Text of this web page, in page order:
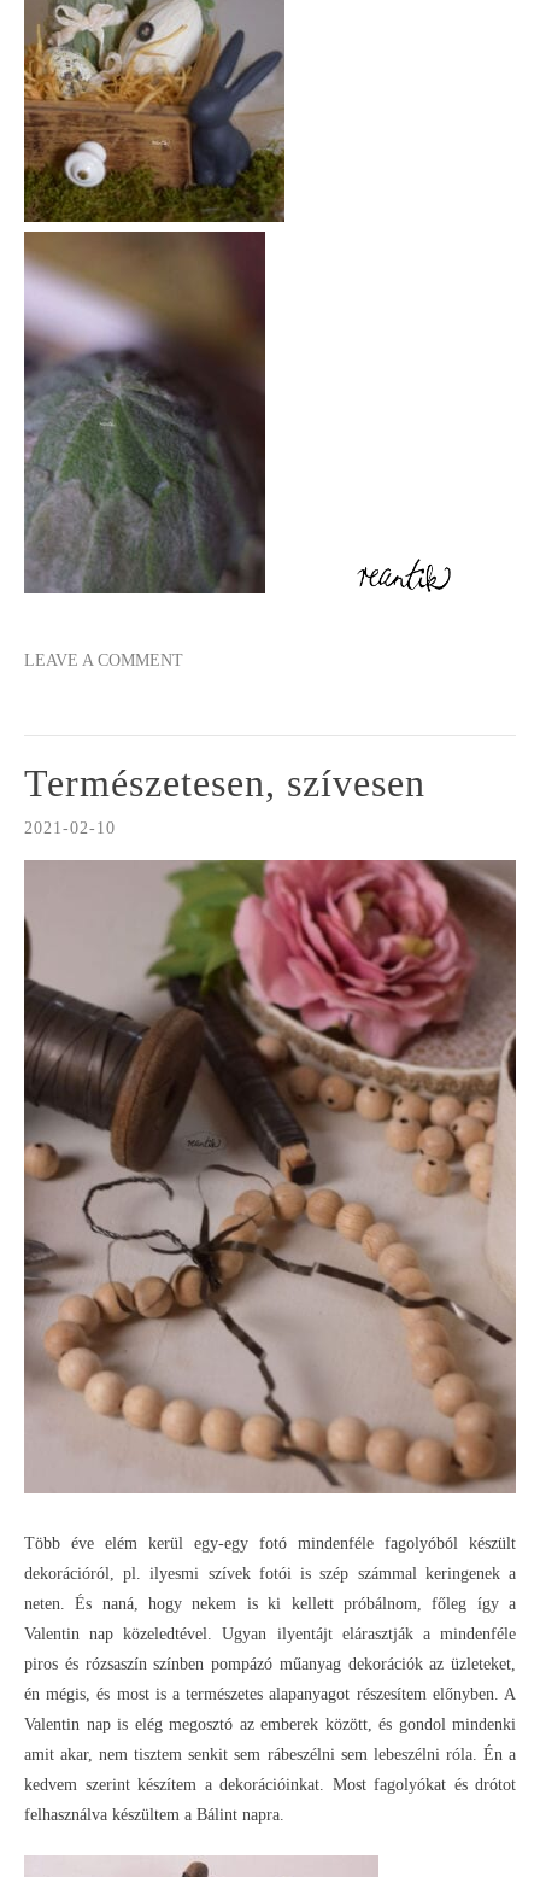
LEAVE A COMMENT
Természetesen, szívesen
2021-02-10
Több éve elém kerül egy-egy fotó mindenféle fagolyóból készült
dekorációról, pl. ilyesmi szívek fotói is szép számmal keringenek a
neten. És naná, hogy nekem is ki kellett próbálnom, főleg így a
Valentin nap közeledtével. Ugyan ilyentájt elárasztják a mindenféle
piros és rózsaszín színben pompázó műanyag dekorációk az üzleteket,
én mégis, és most is a természetes alapanyagot részesítem előnyben. A
Valentin nap is elég megosztó az emberek között, és gondol mindenki
amit akar, nem tisztem senkit sem rábeszélni sem lebeszélni róla. Én a
kedvem szerint készítem a dekorációinkat. Most fagolyókat és drótot
felhasználva készültem a Bálint napra.